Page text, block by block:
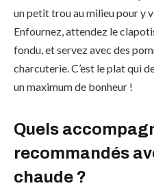
un petit trou au milieu pour y
Enfournez, attendez le
fondu, et servez avec des
charcuterie. C’est le plat qui
un maximum de bonheur !
Quels
recommandés
chaude ?